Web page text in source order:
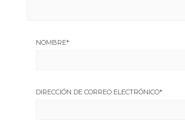
NOMBRE*
DIRECCIÓN DE CORREO ELECTRÓNICO*